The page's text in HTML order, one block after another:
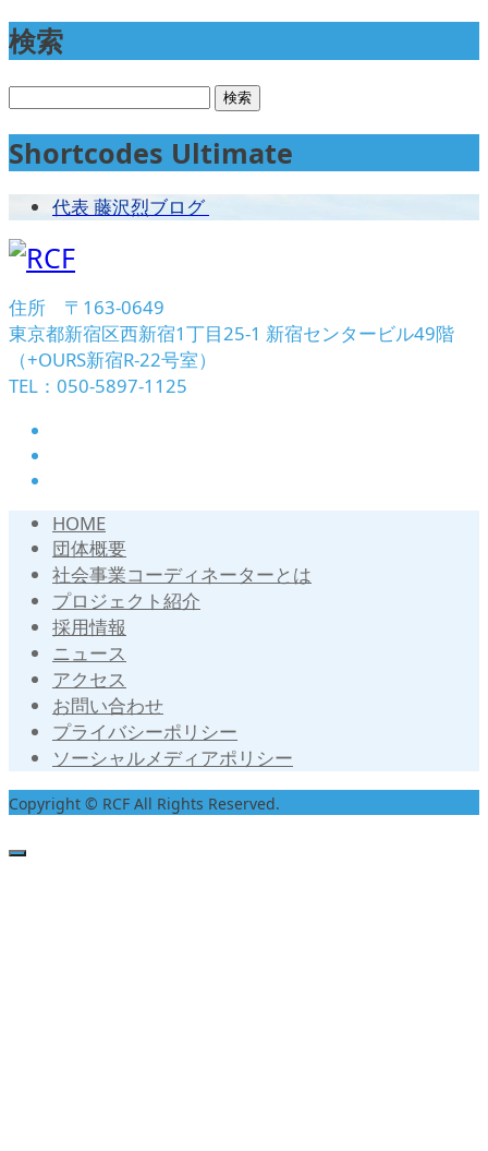
検索
検
Shortcodes Ultimate
代表 藤沢烈ブログ
住所 〒163-0649
東京都新宿区西新宿1丁目25-1 新宿センタービル49階
（+OURS新宿R-22号室）
TEL：050-5897-1125
HOME
団体概要
社会事業コーディネーターとは
プロジェクト紹介
採用情報
ニュース
アクセス
お問い合わせ
プライバシーポリシー
ソーシャルメディアポリシー
Copyright © RCF All Rights Reserved.